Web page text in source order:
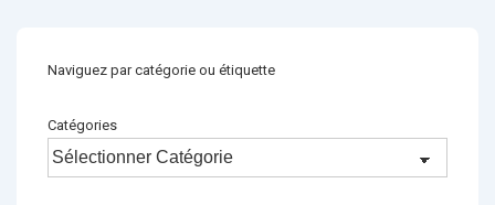
Naviguez par catégorie ou étiquette
Catégories